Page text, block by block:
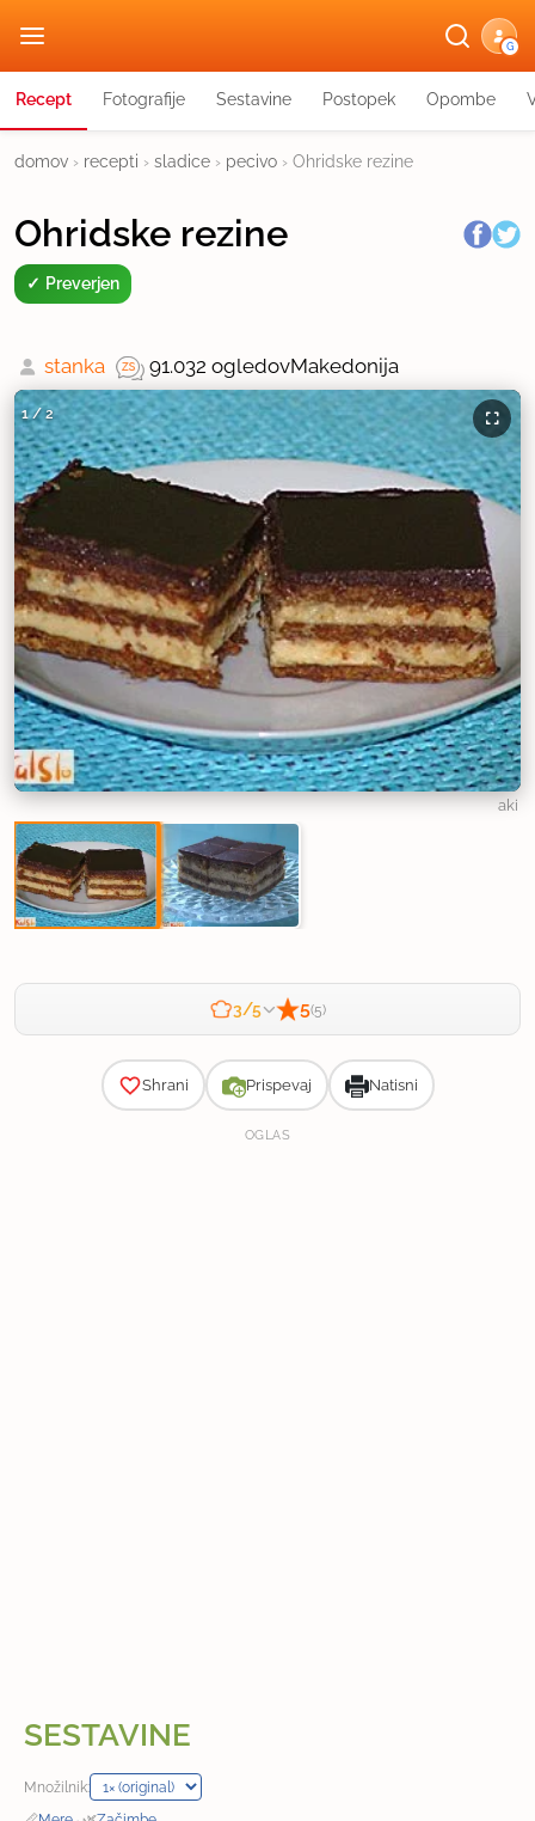
G
Recept Fotografije Sestavine Postopek Opombe
domov › recepti › sladice › pecivo › Ohridske rezine
Ohridske rezine
Preverjen
stanka 91.032 ogledovMakedonija
1/ 2
aki
3/5 5(5)
Shrani Prispevaj Natisni
OGLAS
SESTAVINE
Množilnik: